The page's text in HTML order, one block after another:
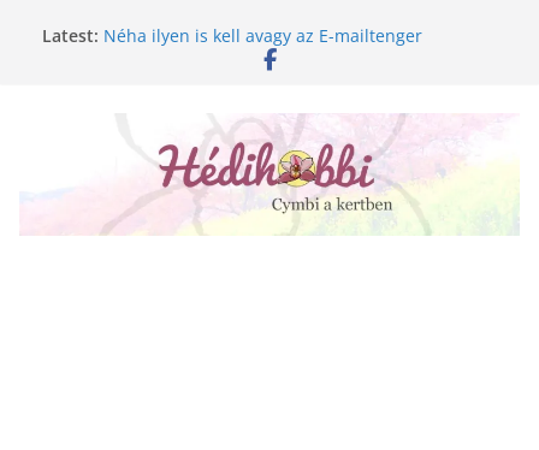
Latest: Néha ilyen is kell avagy az E-mailtenger
Golgotavirág nevelése magról
Növényápolási tippek, amiket jobb, ha elfelejtesz
A lepkeorchidea és a fűtésszezon